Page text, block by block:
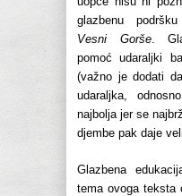
glazbenu
Vesni Gorše.
pomoć udaraljki
(važno je dodati
udaraljka,
najbolja jer se
djembe pak daje
Glazbena
tema ovoga teksta